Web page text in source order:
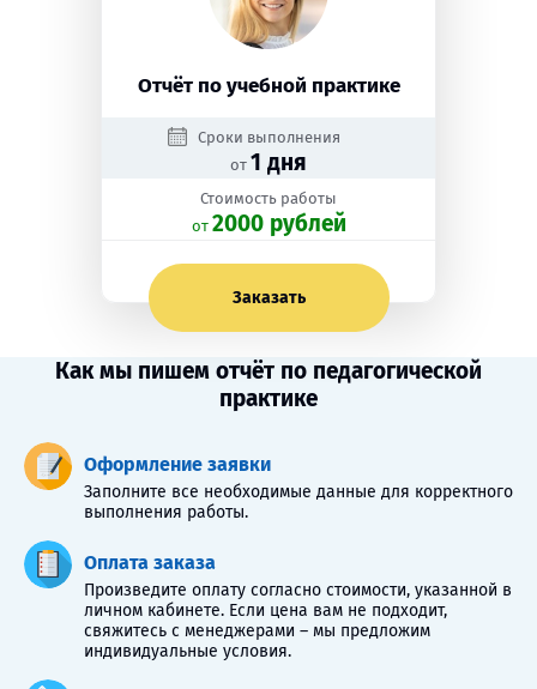
Отчёт по учебной практике
Сроки выполнения
от 1 дня
Стоимость работы
oт 2000 рублей
Заказать
Как мы пишем отчёт по педагогической
практике
Оформление заявки
Заполните все необходимые данные для корректного
выполнения работы.
Оплата заказа
Произведите оплату согласно стоимости, указанной в
личном кабинете. Если цена вам не подходит,
свяжитесь с менеджерами – мы предложим
индивидуальные условия.